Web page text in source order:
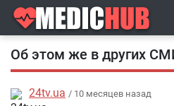
Об этом же в других
24tv.ua / 10 месяцев назад